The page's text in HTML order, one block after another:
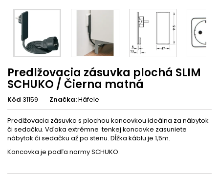
Predlžovacia zásuvka plochá SLIM
SCHUKO / Čierna matná
Kód 31159 Značka:Häfele
Predlžovacia zásuvka s plochou koncovkou ideálna za nábytok
či sedačku. Vďaka extrémne tenkej koncovke zasuniete
nábytok či sedačku až po stenu. Dĺžka káblu je 1,5m.
Koncovka je podľa normy SCHUKO.